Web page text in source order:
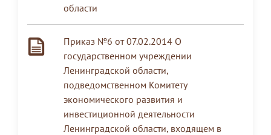
области
Приказ №6 от 07.02.2014 О
государственном учреждении
Ленинградской области,
подведомственном Комитету
экономического развития и
инвестиционной деятельности
Ленинградской области, входящем в